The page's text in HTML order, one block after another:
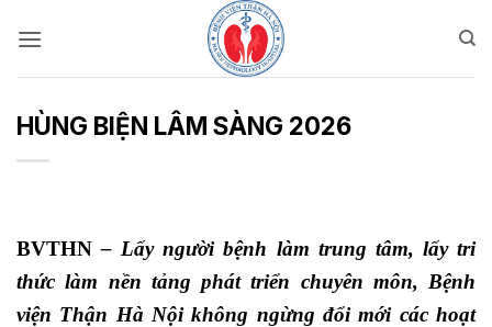
qua
HÙNG BIỆN LÂM SÀNG 2026
BVTHN – Lấy người bệnh làm trung tâm, lấy tri
thức làm nền tảng phát triển chuyên môn, Bệnh
viện Thận Hà Nội không ngừng đổi mới các hoạt